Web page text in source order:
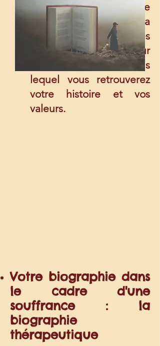
en faire un véritable
roman. Je mets pour cela
à votre disposition mes
qualités d'écrivain pour
vous offrir un roman dans
lequel vous retrouverez
votre histoire et vos
valeurs.
Votre biographie dans
le cadre d'une
souffrance : la
biographie
thérapeutique